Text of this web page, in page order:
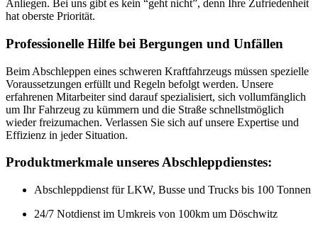
Anliegen. Bei uns gibt es kein “geht nicht”, denn Ihre Zufriedenheit
hat oberste Priorität.
Professionelle Hilfe bei Bergungen und Unfällen
Beim Abschleppen eines schweren Kraftfahrzeugs müssen spezielle
Voraussetzungen erfüllt und Regeln befolgt werden. Unsere
erfahrenen Mitarbeiter sind darauf spezialisiert, sich vollumfänglich
um Ihr Fahrzeug zu kümmern und die Straße schnellstmöglich
wieder freizumachen. Verlassen Sie sich auf unsere Expertise und
Effizienz in jeder Situation.
Produktmerkmale unseres Abschleppdienstes:
Abschleppdienst für LKW, Busse und Trucks bis 100 Tonnen
24/7 Notdienst im Umkreis von 100km um Döschwitz